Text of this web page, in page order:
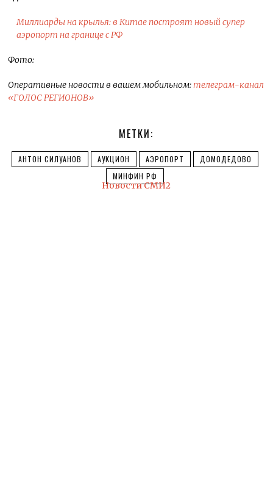
Миллиарды на крылья: в Китае построят новый супер
аэропорт на границе с РФ
Фото:
Оперативные новости в вашем мобильном:телеграм-канал
«ГОЛОС РЕГИОНОВ»
МЕТКИ:
АНТОН СИЛУАНОВ АУКЦИОН АЭРОПОРТ
ДОМОДЕДОВО
МИНФИН РФ
Новости СМИ2